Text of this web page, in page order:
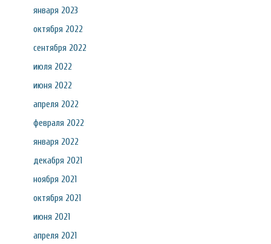
января 2023
октября 2022
сентября 2022
июля 2022
июня 2022
апреля 2022
февраля 2022
января 2022
декабря 2021
ноября 2021
октября 2021
июня 2021
апреля 2021